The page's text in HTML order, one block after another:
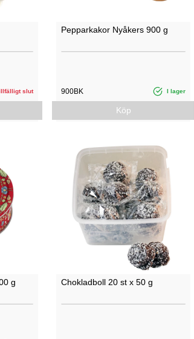
slut
Pepparkakor Nyåkers 900 g
900BK I lager
Köp
g Chokladboll 20 st x 50 g